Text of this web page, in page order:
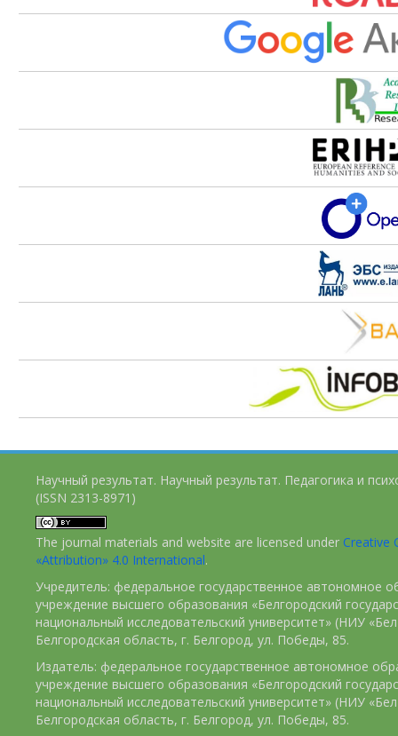
Научный результат. Научный результат. Педагогика и
(ISSN 2313-8971)
The journal materials and website are licensed under Creative
«Attribution» 4.0 International.
Учредитель: федеральное государственное автономное
учреждение высшего образования «Белгородский
национальный исследовательский университет» (НИУ
Белгородская область, г. Белгород, ул. Победы, 85.
Издатель: федеральное государственное автономное
учреждение высшего образования «Белгородский
национальный исследовательский университет» (НИУ
Белгородская область, г. Белгород, ул. Победы, 85.